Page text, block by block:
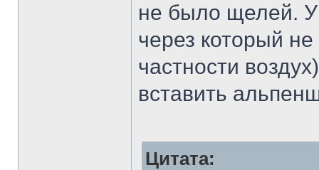
не было щелей. У
через который
частности
вставить
Цитата: